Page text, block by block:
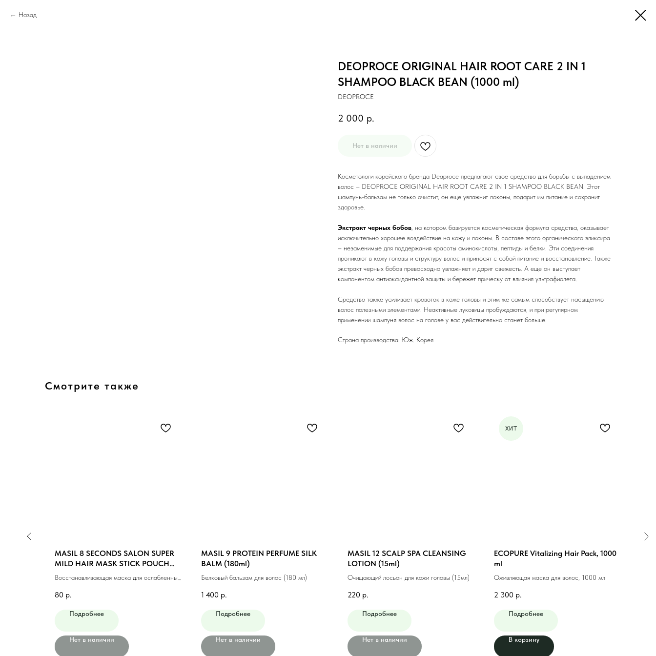
Назад
DEOPROCE ORIGINAL HAIR ROOT CARE 2 IN 1
SHAMPOO BLACK BEAN (1000 ml)
DEOPROCE
2 000 р.
Нет в наличии
Косметологи корейского бренда Deaproce предлагают свое средство для борьбы с выпадением
волос – DEOPROCE ORIGINAL HAIR ROOT CARE 2 IN 1 SHAMPOO BLACK BEAN. Этот
шампунь-бальзам не только очистит, он еще увлажнит локоны, подарит им питание и сохранит
здоровье.
Экстракт черных бобов , на котором базируется косметическая формула средства, оказывает
исключительно хорошее воздействие на кожу и локоны. В составе этого органического эликсира
– незаменимые для поддержания красоты аминокислоты, пептиды и белки. Эти соединения
проникают в кожу головы и структуру волос и приносят с собой питание и восстановление. Также
экстракт черных бобов превосходно увлажняет и дарит свежесть. А еще он выступает
компонентом антиоксидантной защиты и бережет прическу от влияния ультрафиолета.
Средство также усиливает кровоток в коже головы и этим же самым способствует насыщению
волос полезными элементами. Неактивные луковицы пробуждаются, и при регулярном
применении шампуня волос на голове у вас действительно станет больше.
Страна производства: Юж. Корея
Смотрите также
MASIL 8 SECONDS SALON SUPER
MILD HAIR MASK STICK POUCH
(8ml)
Восстанавливающая маска для ослабленных
80 р.
Подробнее
Нет в наличии
MASIL 9 PROTEIN PERFUME SILK
BALM (180ml)
Белковый бальзам для волос (180 мл)
1 400 р.
Подробнее
Нет в наличии
MASIL 12 SCALP SPA CLEANSING
LOTION (15ml)
Очищающий лосьон для кожи головы (15мл)
220 р.
Подробнее
Нет в наличии
ХИТ
ECOPURE Vitalizing Hair Pack, 1000
ml
Оживляющая маска для волос, 1000 мл
2 300 р.
Подробнее
В корзину